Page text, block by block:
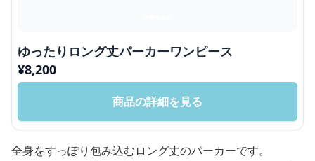
ゆったりロング丈パーカーワンピース
¥8,200
商品の詳細を見る
全身をすっぽり包み込むロング丈のパーカーです。